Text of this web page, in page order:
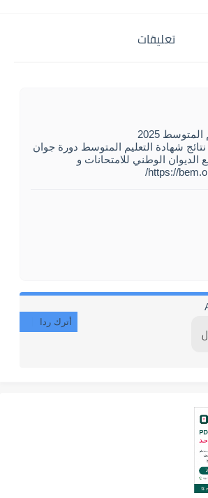
تعليقات
2025
شهادة التعليم المتوسط دورة جوان
الديوان الوطني للامتحانات و
أترك ردا